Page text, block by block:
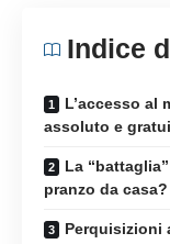
Indice
L’accesso al
assoluto e
La
pranzo da casa?
Perquisizioni